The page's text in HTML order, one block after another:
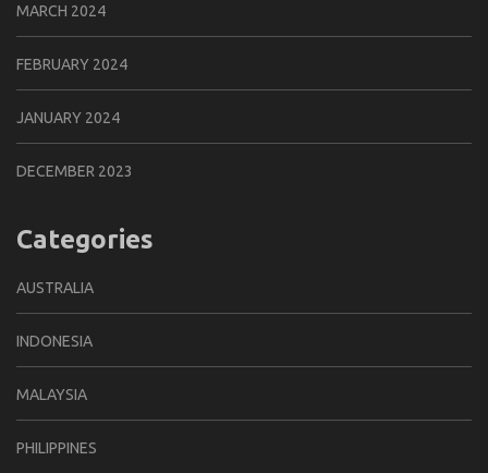
MARCH 2024
FEBRUARY 2024
JANUARY 2024
DECEMBER 2023
Categories
AUSTRALIA
INDONESIA
MALAYSIA
PHILIPPINES